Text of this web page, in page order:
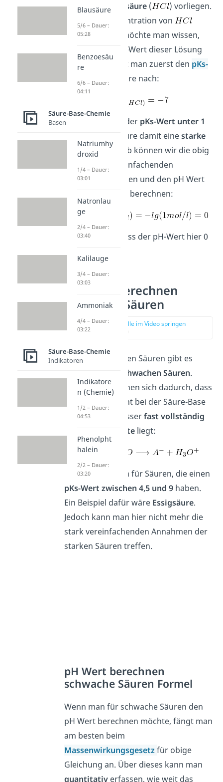
Lösung vonSalzsäure (
) vorliegen.
wobei die Konzentration von
1mol/list. Nun möchte man wissen,
wie hoch der pH-Wert dieser Lösung
ist. Dafür schlägt man zuerst den pKs-
Wert
der Salzsäure nach:
Man sieht, dass der pKs-Wert unter 1
und Salzsäure damit einestarke
Säureist. Deshalb können wir die obig
genannten, vereinfachenden
Annahmen machen und den pH Wert
folgendermaßen berechnen:
Es ergibt sich, dass der pH-Wert hier 0
pH-Wert berechnen
schwache Säuren
zur Stelle im Video springen
(02:35)
Neben den starken Säuren gibt es
schwachen Säuren.
Diese kennzeichnen sich dadurch, dass
das Gleichgewicht bei der Säure-Base
Reaktion mit Wasserfast vollständig
auf der Eduktseite liegt:
Das gilt vor allem für Säuren, die einen
pKs-Wert zwischen 4,5 und 9 haben.
Ein Beispiel dafür wäre Essigsäure.
Jedoch kann man hier nicht mehr die
stark vereinfachenden Annahmen der
starken Säuren treffen.
pH Wert berechnen
schwache Säuren Formel
Wenn man für schwache Säuren den
pH Wert berechnen möchte, fängt man
am besten beim
Massenwirkungsgesetzfür obige
Gleichung an. Über dieses kann man
quantitativ erfassen, wie weit das
Blausäure
5/6 – Dauer:
05:28
Benzoesäu
re
6/6 – Dauer:
04:11
Säure-Base-Chemie
Basen
Natriumhy
droxid
1/4 – Dauer:
03:01
Natronlau
ge
2/4 – Dauer:
03:40
Kalilauge
3/4 – Dauer:
03:03
Ammoniak
4/4 – Dauer:
03:22
Säure-Base-Chemie
Indikatoren
Indikatore
n (Chemie)
1/2 – Dauer:
04:53
Phenolpht
halein
2/2 – Dauer:
03:20